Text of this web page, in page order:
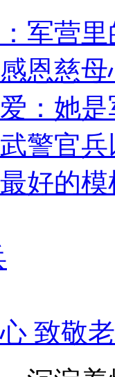
军营里
恩慈母
：她
警官
好的模
致敬